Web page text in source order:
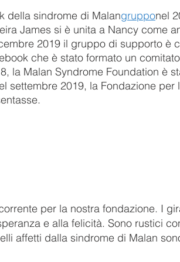
della sindrome di Malangrupponel
James si è unita a Nancy come
2019 il gruppo di supporto è
che è stato formato un
la Malan Syndrome Foundation è
settembre 2019, la Fondazione
per la nostra fondazione. I
e alla felicità. Sono rustici
affetti dalla sindrome di Malan